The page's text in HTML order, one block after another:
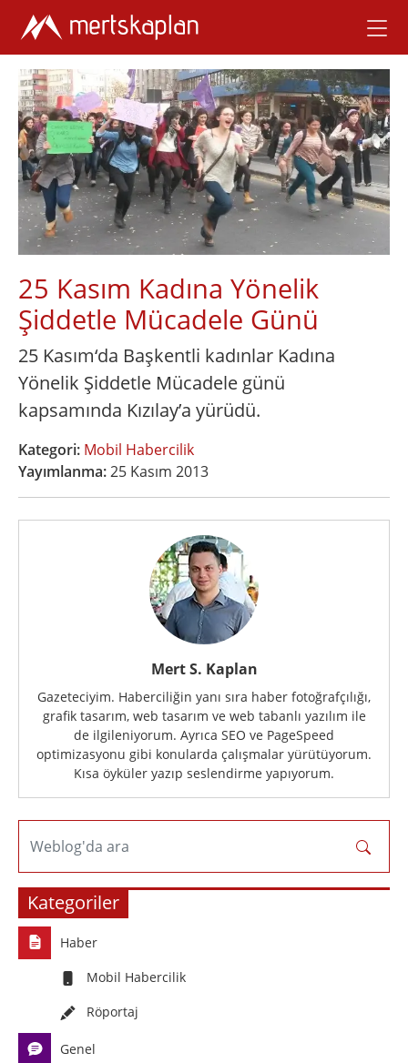
25 Kasım Kadına Yönelik
Şiddetle Mücadele Günü
25 Kasım‘da Başkentli kadınlar Kadına
Yönelik Şiddetle Mücadele günü
kapsamında Kızılay’a yürüdü.
Kategori: Mobil Habercilik
Yayımlanma:25 Kasım 2013
Mert S. Kaplan
Gazeteciyim. Haberciliğin yanı sıra haber fotoğrafçılığı,
grafik tasarım, web tasarım ve web tabanlı yazılım ile
de ilgileniyorum. Ayrıca SEO ve PageSpeed
optimizasyonu gibi konularda çalışmalar yürütüyorum.
Kısa öyküler yazıp seslendirme yapıyorum.
Weblog'da ara
Kategoriler
Haber
Mobil Habercilik
Röportaj
Genel